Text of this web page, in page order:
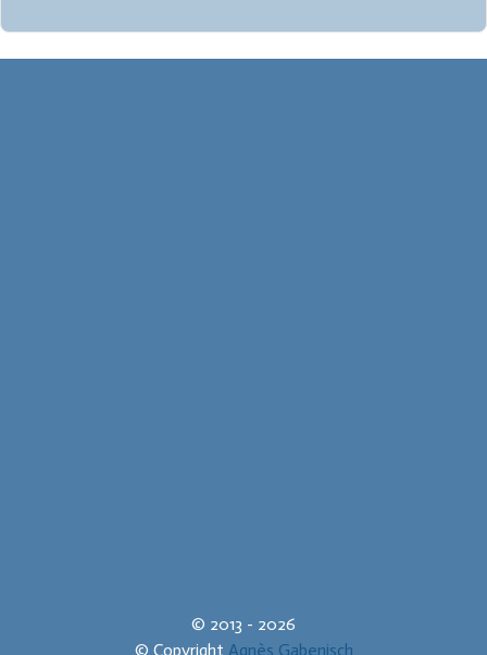
© 2013 - 2026
© Copyright Agnès Gabenisch